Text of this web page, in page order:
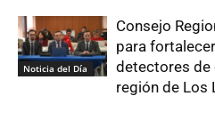
Noticia del Día
Consejo
para
detectores de
región de Los